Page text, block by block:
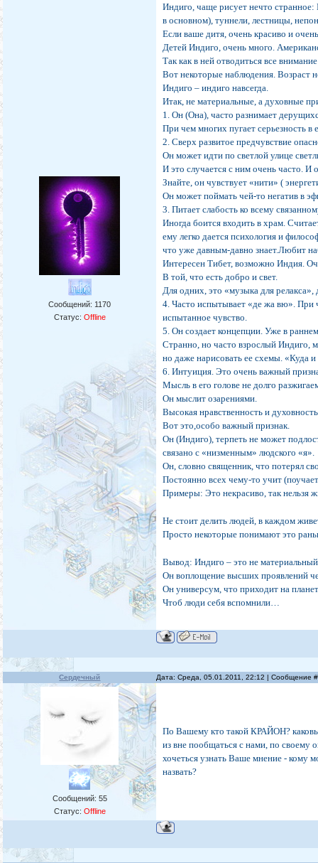
Сообщений: 1170
Статус: Offline
Индиго, чаще рисует нечто
в основном), туннели, лестницы,
Если ваше дитя, очень красиво и
Детей Индиго, очень много.
Так как в ней отводиться все
Вот некоторые наблюдения. Возраст
Индиго – индиго навсегда.
Итак, не материальные, а духовные
1. Он (Она), часто разнимает
При чем многих пугает серьезность в
2. Сверх развитое предчувствие
Он может идти по светлой улице
И это случается с ним очень часто. И
Знайте, он чувствует «нити» (
Он может поймать чей-то негатив в
3. Питает слабость ко всему
Иногда боится входить в храм.
ему легко дается психология и
что уже давным-давно знает.Любит
Интересен Тибет, возможно Индия.
В той, что есть добро и свет.
Для одних, это «музыка для
4. Часто испытывает «де жа вю». При
испытанное чувство.
5. Он создает концепции. Уже в
Странно, но часто взрослый Индиго,
но даже нарисовать ее схемы. «Куда
6. Интуиция. Это очень важный
Мысль в его голове не долго
Он мыслит озарениями.
Высокая нравственность и
Вот это,особо важный признак.
Он (Индиго), терпеть не может
связано с «низменным» людского «я».
Он, словно священник, что потерял
Постоянно всех чему-то учит
Примеры: Это некрасиво, так нельзя
Не стоит делить людей, в каждом
Просто некоторые понимают это
Вывод: Индиго – это не
Он воплощение высших проявлений
Он универсум, что приходит на
Чтоб люди себя вспомнили…
Сердечный Дата: Среда, 05.01.2011, 22:12 | Сообщение
Сообщений: 55
Статус: Offline
По Вашему кто такой КРАЙОН?
из вне пообщаться с нами, по своему
хочеться узнать Ваше мнение - кому
назвать?